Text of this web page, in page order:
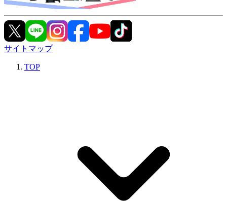
サイトマップ
TOP